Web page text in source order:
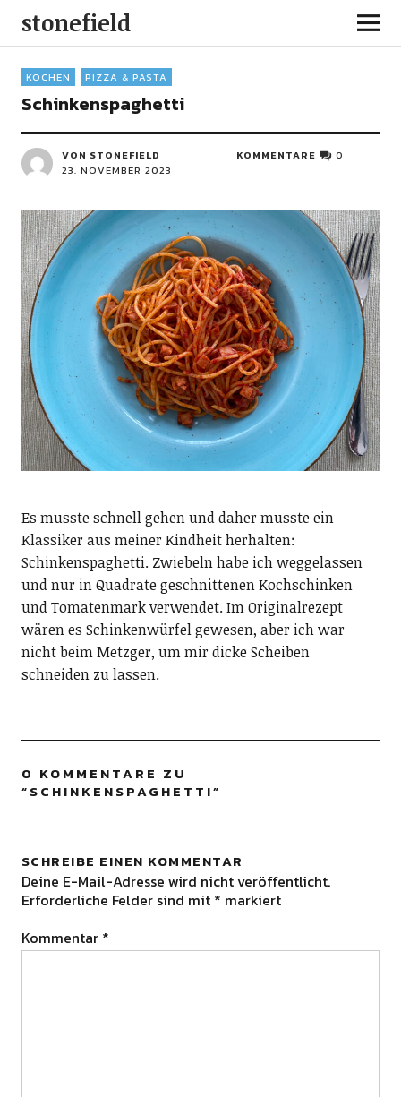
stonefield
KOCHEN PIZZA & PASTA
Schinkenspaghetti
VON STONEFIELD
23. NOVEMBER 2023
KOMMENTARE 0
Es musste schnell gehen und daher musste ein
Klassiker aus meiner Kindheit herhalten:
Schinkenspaghetti. Zwiebeln habe ich weggelassen
und nur in Quadrate geschnittenen Kochschinken
und Tomatenmark verwendet. Im Originalrezept
wären es Schinkenwürfel gewesen, aber ich war
nicht beim Metzger, um mir dicke Scheiben
schneiden zu lassen.
0 KOMMENTARE ZU
“SCHINKENSPAGHETTI”
SCHREIBE EINEN KOMMENTAR
Deine E-Mail-Adresse wird nicht veröffentlicht.
Erforderliche Felder sind mit * markiert
Kommentar *